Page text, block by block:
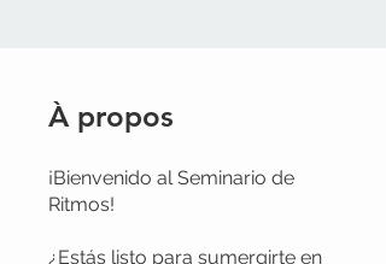
À propos
¡Bienvenido al Seminario de
Ritmos!
¿Estás listo para sumergirte en